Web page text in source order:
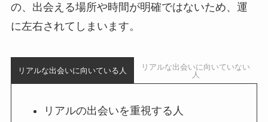
の、出会える場所や時間が明確ではないため、運
に左右されてしまいます。
リアルな出会いに向いている人
リアルな出会いに向いていない
人
リアルの出会いを重視する人